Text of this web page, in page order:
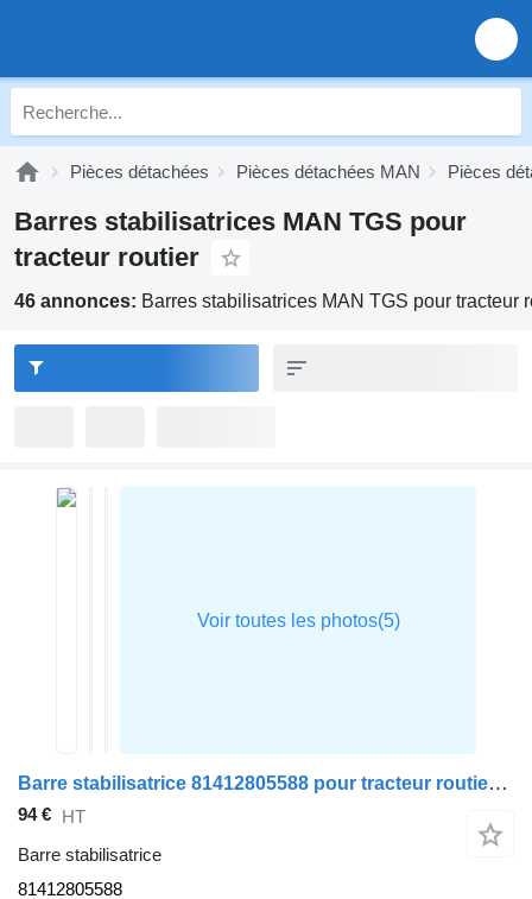
Pièces détachées Pièces détachées MAN Pièces
Barres stabilisatrices MAN TGS pour
tracteur routier
46 annonces: Barres stabilisatrices MAN TGS pour tracteur
Barre stabilisatrice 81412805588 pour tracteur routier MAN TGS
94 € HT
Barre stabilisatrice
81412805588